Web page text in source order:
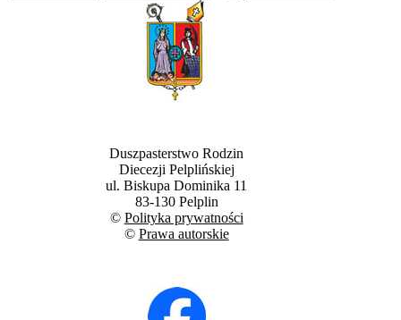
Duszpasterstwo Rodzin
Diecezji Pelplińskiej
ul. Biskupa Dominika 11
83-130 Pelplin
© Polityka prywatności
© Prawa autorskie